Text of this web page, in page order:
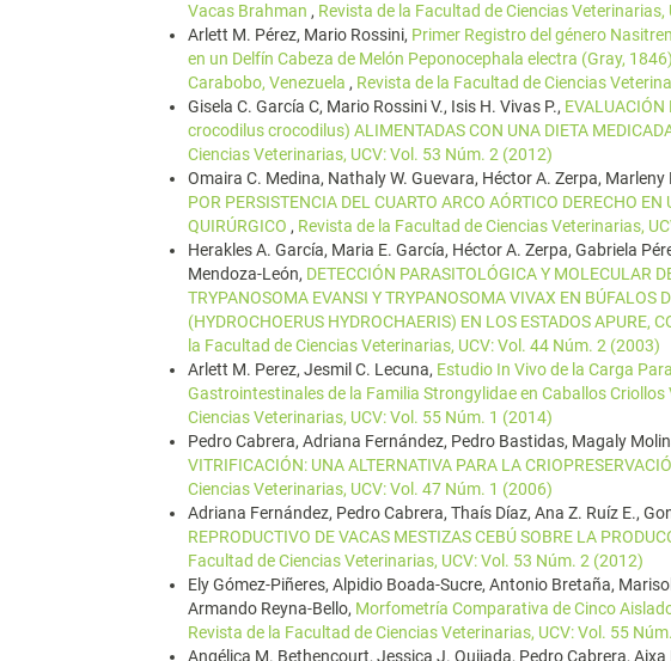
Vacas Brahman , Revista de la Facultad de Ciencias
Arlett M. Pérez, Mario Rossini, Primer Registro del género
en un Delfín Cabeza de Melón Peponocephala electra (Gray,
Carabobo, Venezuela , Revista de la Facultad de Ciencias
Gisela C. García C, Mario Rossini V., Isis H. Vivas P., EVALUACIÓN
crocodilus crocodilus) ALIMENTADAS CON UNA DIETA
Ciencias Veterinarias, UCV: Vol. 53 Núm. 2 (2012)
Omaira C. Medina, Nathaly W. Guevara, Héctor A. Zerpa, Marleny
POR PERSISTENCIA DEL CUARTO ARCO AÓRTICO DERECHO
QUIRÚRGICO , Revista de la Facultad de Ciencias Veterinarias,
Herakles A. García, Maria E. García, Héctor A. Zerpa, Gabriela
Mendoza-León, DETECCIÓN PARASITOLÓGICA Y MOLECULAR
TRYPANOSOMA EVANSI Y TRYPANOSOMA VIVAX EN BÚFALOS
(HYDROCHOERUS HYDROCHAERIS) EN LOS ESTADOS APURE,
la Facultad de Ciencias Veterinarias, UCV: Vol. 44 Núm. 2 (2003)
Arlett M. Perez, Jesmil C. Lecuna, Estudio In Vivo de la Carga
Gastrointestinales de la Familia Strongylidae en Caballos Criollos
Ciencias Veterinarias, UCV: Vol. 55 Núm. 1 (2014)
Pedro Cabrera, Adriana Fernández, Pedro Bastidas, Magaly
VITRIFICACIÓN: UNA ALTERNATIVA PARA LA
Ciencias Veterinarias, UCV: Vol. 47 Núm. 1 (2006)
Adriana Fernández, Pedro Cabrera, Thaís Díaz, Ana Z. Ruíz E.,
REPRODUCTIVO DE VACAS MESTIZAS CEBÚ SOBRE LA
Facultad de Ciencias Veterinarias, UCV: Vol. 53 Núm. 2 (2012)
Ely Gómez-Piñeres, Alpidio Boada-Sucre, Antonio Bretaña,
Armando Reyna-Bello, Morfometría Comparativa de Cinco
Revista de la Facultad de Ciencias Veterinarias, UCV: Vol. 55
Angélica M. Bethencourt, Jessica J. Quijada, Pedro Cabrera,